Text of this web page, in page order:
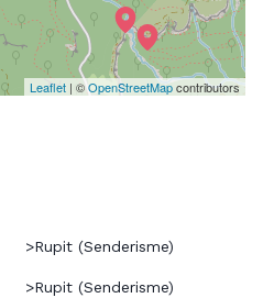
Leaflet | ©OpenStreetMapcontributors
>Rupit (Senderisme)
>Rupit (Senderisme)